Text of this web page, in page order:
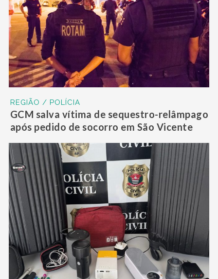
REGIÃO / POLÍCIA
GCM salva vítima de sequestro-relâmpago
após pedido de socorro em São Vicente